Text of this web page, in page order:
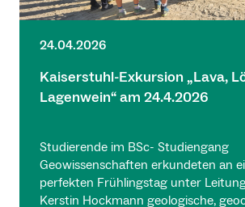
24.04.2026
Kaiserstuhl-Exkursion „Lava,
Lagenwein“ am 24.4.2026
Studierende im BSc- Studiengang
Geowissenschaften erkundeten an
perfekten Frühlingstag unter
Kerstin Hockmann geologische,